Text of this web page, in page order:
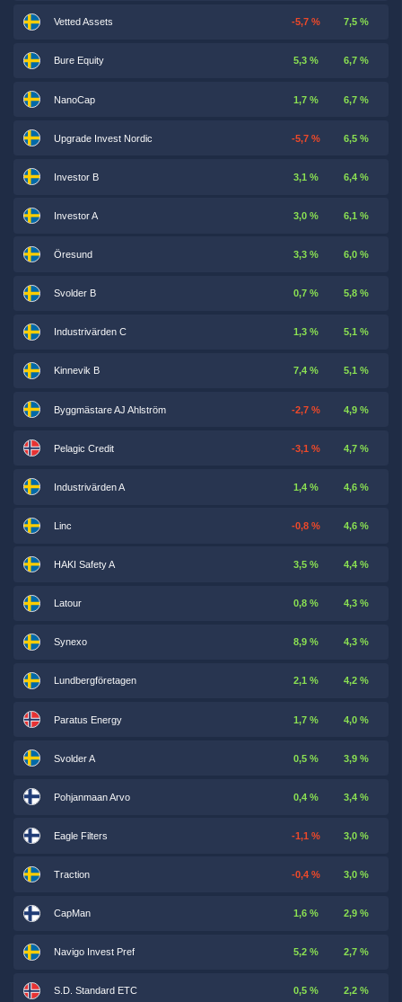
Vetted Assets -5,7 % 7,5 %
Bure Equity 5,3 % 6,7 %
NanoCap 1,7 % 6,7 %
Upgrade Invest Nordic -5,7 % 6,5 %
Investor B 3,1 % 6,4 %
Investor A 3,0 % 6,1 %
Öresund 3,3 % 6,0 %
Svolder B 0,7 % 5,8 %
Industrivärden C 1,3 % 5,1 %
Kinnevik B 7,4 % 5,1 %
Byggmästare AJ Ahlström -2,7 % 4,9 %
Pelagic Credit -3,1 % 4,7 %
Industrivärden A 1,4 % 4,6 %
Linc -0,8 % 4,6 %
HAKI Safety A 3,5 % 4,4 %
Latour 0,8 % 4,3 %
Synexo 8,9 % 4,3 %
Lundbergföretagen 2,1 % 4,2 %
Paratus Energy 1,7 % 4,0 %
Svolder A 0,5 % 3,9 %
Pohjanmaan Arvo 0,4 % 3,4 %
Eagle Filters -1,1 % 3,0 %
Traction -0,4 % 3,0 %
CapMan 1,6 % 2,9 %
Navigo Invest Pref 5,2 % 2,7 %
S.D. Standard ETC 0,5 % 2,2 %